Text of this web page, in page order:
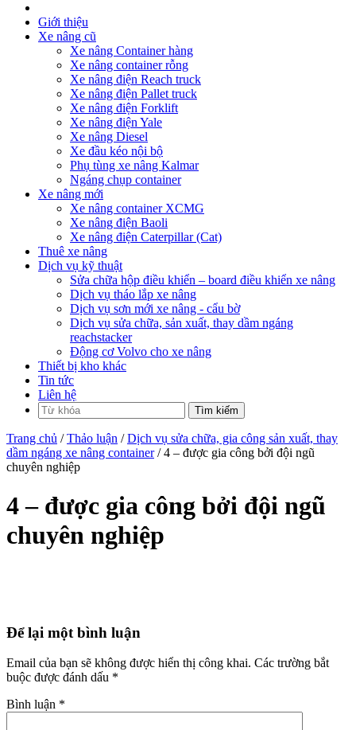
Giới thiệu
Xe nâng cũ
Xe nâng Container hàng
Xe nâng container rỗng
Xe nâng điện Reach truck
Xe nâng điện Pallet truck
Xe nâng điện Forklift
Xe nâng điện Yale
Xe nâng Diesel
Xe đầu kéo nội bộ
Phụ tùng xe nâng Kalmar
Ngáng chụp container
Xe nâng mới
Xe nâng container XCMG
Xe nâng điện Baoli
Xe nâng điện Caterpillar (Cat)
Thuê xe nâng
Dịch vụ kỹ thuật
Sửa chữa hộp điều khiển – board điều khiển xe nâng
Dịch vụ tháo lắp xe nâng
Dịch vụ sơn mới xe nâng - cẩu bờ
Dịch vụ sửa chữa, sản xuất, thay dầm ngáng
reachstacker
Động cơ Volvo cho xe nâng
Thiết bị kho khác
Tin tức
Liên hệ
Trang chủ /Thảo luận /Dịch vụ sửa chữa, gia công sản xuất, thay
dầm ngáng xe nâng container/ 4 – được gia công bởi đội ngũ
chuyên nghiệp
4 – được gia công bởi đội ngũ
chuyên nghiệp
Để lại một bình luận
Email của bạn sẽ không được hiển thị công khai. Các trường bắt
buộc được đánh dấu *
Bình luận *